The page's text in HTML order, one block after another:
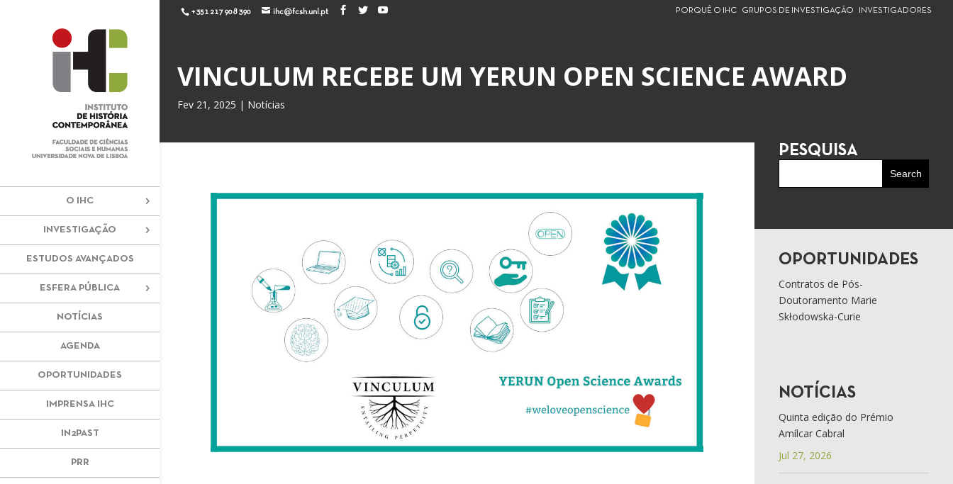
+351 217 908 390 ihc@fcsh.unl.pt PORQUÊ O IHC GRUPOS DE INVESTIGAÇÃO INVESTIGADORES
O IHC
INVESTIGAÇÃO
ESTUDOS AVANÇADOS
ESFERA PÚBLICA
NOTÍCIAS
AGENDA
OPORTUNIDADES
IMPRENSA IHC
IN2PAST
PRR
VINCULUM RECEBE UM YERUN OPEN SCIENCE AWARD
Fev 21, 2025 | Notícias
PESQUISA
OPORTUNIDADES
Contratos de Pós-
Doutoramento Marie
Skłodowska-Curie
NOTÍCIAS
Quinta edição do Prémio
Amílcar Cabral
Jul 27, 2026